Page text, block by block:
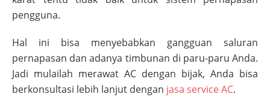
pengguna.
Hal ini bisa menyebabkan gangguan saluran
pernapasan dan adanya timbunan di paru-paru Anda.
Jadi mulailah merawat AC dengan bijak, Anda bisa
berkonsultasi lebih lanjut dengan jasa service AC.